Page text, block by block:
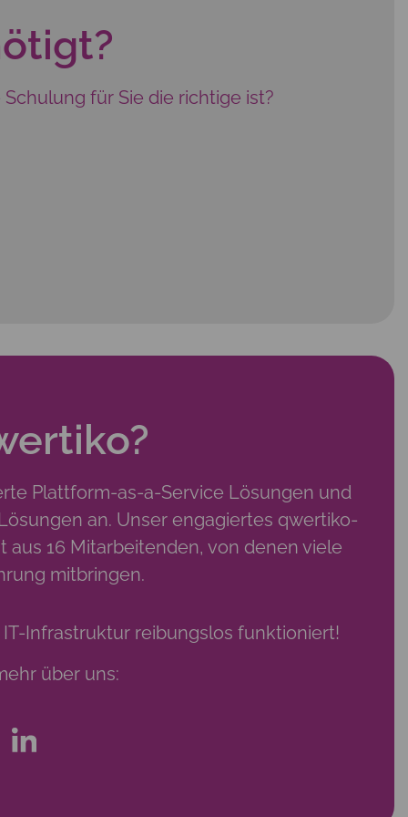
für Sie die richtige ist?
Plattform-as-a-Service Lösungen und
an. Unser engagiertes qwertiko-
aus 16 Mitarbeitenden, von denen viele
mitbringen.
IT-Infrastruktur reibungslos funktioniert!
über uns: